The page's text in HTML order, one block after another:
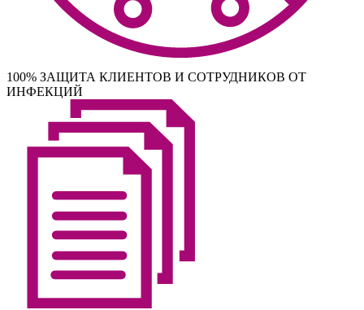
100% ЗАЩИТА КЛИЕНТОВ И СОТРУДНИКОВ ОТ
ИНФЕКЦИЙ